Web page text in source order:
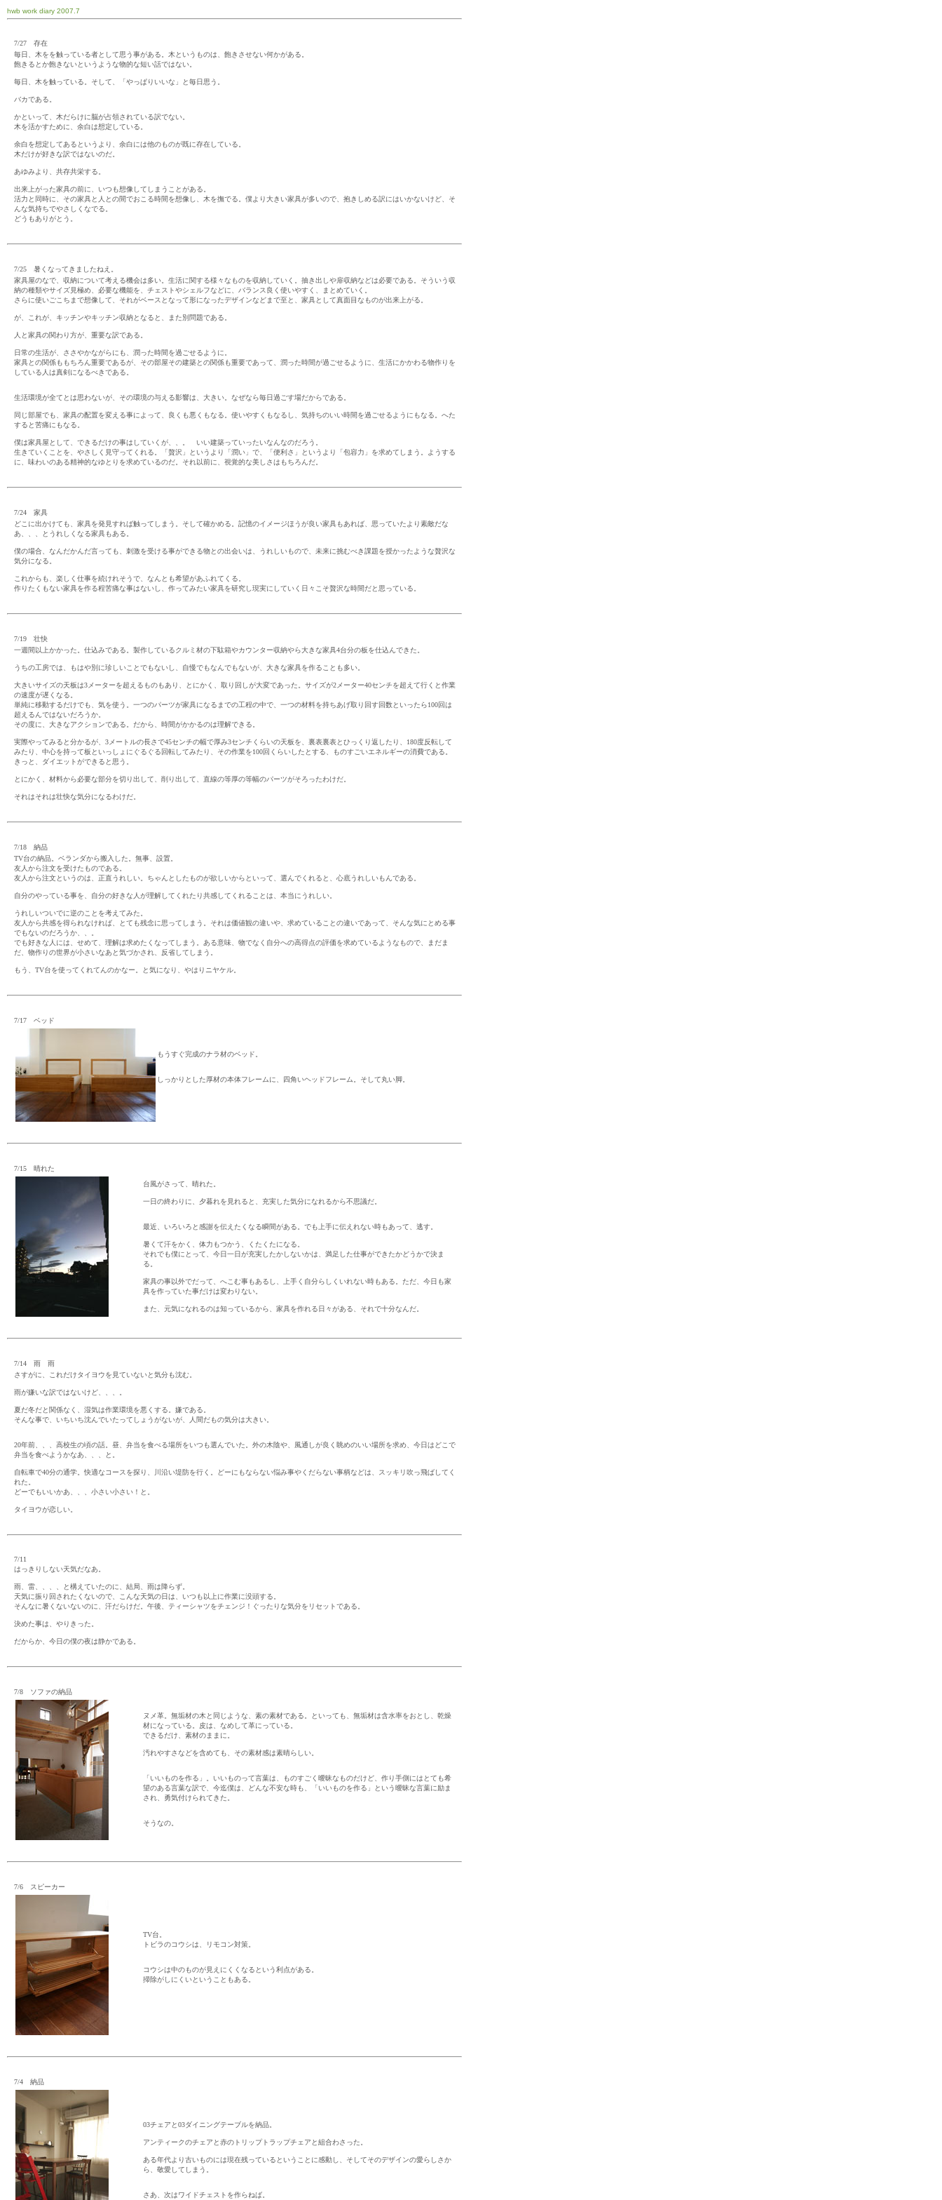
hwb work diary 2007.7
7/27 存在
毎日、木をを触っている者として思う事がある。木というものは、飽きさせない何かがある。
飽きるとか飽きないというような物的な短い話ではない。
毎日、木を触っている。そして、「やっぱりいいな」と毎日思う。
バカである。
かといって、木だらけに脳が占領されている訳でない。
木を活かすために、余白は想定している。
余白を想定してあるというより、余白には他のものが既に存在している。
木だけが好きな訳ではないのだ。
あゆみより、共存共栄する。
出来上がった家具の前に、いつも想像してしまうことがある。
活力と同時に、その家具と人との間でおこる時間を想像し、木を撫でる。僕より大きい家具が多いので、抱きしめる訳にはいかないけど、そ
んな気持ちでやさしくなでる。
どうもありがとう。
7/25 暑くなってきましたねえ。
家具屋のなで、収納について考える機会は多い。生活に関する様々なものを収納していく。抽き出しや扉収納などは必要である。そういう収
納の種類やサイズ見極め、必要な機能を、チェストやシェルフなどに、バランス良く使いやすく、まとめていく。
さらに使いごこちまで想像して、それがベースとなって形になったデザインなどまで至と、家具として真面目なものが出来上がる。
が、これが、キッチンやキッチン収納となると、また別問題である。
人と家具の関わり方が、重要な訳である。
日常の生活が、ささやかながらにも、潤った時間を過ごせるように。
家具との関係ももちろん重要であるが、その部屋その建築との関係も重要であって、潤った時間が過ごせるように、生活にかかわる物作りを
している人は真剣になるべきである。
生活環境が全てとは思わないが、その環境の与える影響は、大きい。なぜなら毎日過ごす場だからである。
同じ部屋でも、家具の配置を変える事によって、良くも悪くもなる。使いやすくもなるし、気持ちのいい時間を過ごせるようにもなる。へた
すると苦痛にもなる。
僕は家具屋として、できるだけの事はしていくが、、。 いい建築っていったいなんなのだろう。
生きていくことを、やさしく見守ってくれる。「贅沢」というより「潤い」で、「便利さ」というより「包容力」を求めてしまう。ようする
に、味わいのある精神的なゆとりを求めているのだ。それ以前に、視覚的な美しさはもちろんだ。
7/24 家具
どこに出かけても、家具を発見すれば触ってしまう。そして確かめる。記憶のイメージほうが良い家具もあれば、思っていたより素敵だな
あ、、、とうれしくなる家具もある。
僕の場合、なんだかんだ言っても、刺激を受ける事ができる物との出会いは、うれしいもので、未来に挑むべき課題を授かったような贅沢な
気分になる。
これからも、楽しく仕事を続けれそうで、なんとも希望があふれてくる。
作りたくもない家具を作る程苦痛な事はないし、作ってみたい家具を研究し現実にしていく日々こそ贅沢な時間だと思っている。
7/19 壮快
一週間以上かかった。仕込みである。製作しているクルミ材の下駄箱やカウンター収納やら大きな家具4台分の板を仕込んできた。
うちの工房では、もはや別に珍しいことでもないし、自慢でもなんでもないが、大きな家具を作ることも多い。
大きいサイズの天板は3メーターを超えるものもあり、とにかく、取り回しが大変であった。サイズが2メーター40センチを超えて行くと作業
の速度が遅くなる。
単純に移動するだけでも、気を使う。一つのパーツが家具になるまでの工程の中で、一つの材料を持ちあげ取り回す回数といったら100回は
超えるんではないだろうか。
その度に、大きなアクションである。だから、時間がかかるのは理解できる。
実際やってみると分かるが、3メートルの長さで45センチの幅で厚み3センチくらいの天板を、裏表裏表とひっくり返したり、180度反転して
みたり、中心を持って板といっしょにぐるぐる回転してみたり、その作業を100回くらいしたとする、ものすごいエネルギーの消費である。
きっと、ダイエットができると思う。
とにかく、材料から必要な部分を切り出して、削り出して、直線の等厚の等幅のパーツがそろったわけだ。
それはそれは壮快な気分になるわけだ。
7/18 納品
TV台の納品。ベランダから搬入した。無事、設置。
友人から注文を受けたものである。
友人から注文というのは、正直うれしい。ちゃんとしたものが欲しいからといって、選んでくれると、心底うれしいもんである。
自分のやっている事を、自分の好きな人が理解してくれたり共感してくれることは、本当にうれしい。
うれしいついでに逆のことを考えてみた。
友人から共感を得られなければ、とても残念に思ってしまう。それは価値観の違いや、求めていることの違いであって、そんな気にとめる事
でもないのだろうか、、。
でも好きな人には、せめて、理解は求めたくなってしまう。ある意味、物でなく自分への高得点の評価を求めているようなもので、まだま
だ、物作りの世界が小さいなあと気づかされ、反省してしまう。
もう、TV台を使ってくれてんのかなー。と気になり、やはりニヤケル。
7/17 ベッド
もうすぐ完成のナラ材のベッド。
しっかりとした厚材の本体フレームに、四角いヘッドフレーム。そして丸い脚。
7/15 晴れた
台風がさって、晴れた。
一日の終わりに、夕暮れを見れると、充実した気分になれるから不思議だ。
最近、いろいろと感謝を伝えたくなる瞬間がある。でも上手に伝えれない時もあって、逃す。
暑くて汗をかく、体力もつかう、くたくたになる。
それでも僕にとって、今日一日が充実したかしないかは、満足した仕事ができたかどうかで決ま
る。
家具の事以外でだって、へこむ事もあるし、上手く自分らしくいれない時もある。ただ、今日も家
具を作っていた事だけは変わりない。
また、元気になれるのは知っているから、家具を作れる日々がある、それで十分なんだ。
7/14 雨 雨
さすがに、これだけタイヨウを見ていないと気分も沈む。
雨が嫌いな訳ではないけど、、、。
夏だ冬だと関係なく、湿気は作業環境を悪くする。嫌である。
そんな事で、いちいち沈んでいたってしょうがないが、人間だもの気分は大きい。
20年前、、、高校生の頃の話。昼、弁当を食べる場所をいつも選んでいた。外の木陰や、風通しが良く眺めのいい場所を求め、今日はどこで
弁当を食べようかなあ、、、と。
自転車で40分の通学。快適なコースを探り、川沿い堤防を行く。どーにもならない悩み事やくだらない事柄などは、スッキリ吹っ飛ばしてく
れた。
どーでもいいかあ、、、小さい小さい！と。
タイヨウが恋しい。
7/11
はっきりしない天気だなあ。
雨、雷、、、、と構えていたのに、結局、雨は降らず。
天気に振り回されたくないので、こんな天気の日は、いつも以上に作業に没頭する。
そんなに暑くないないのに、汗だらけだ。午後、ティーシャツをチェンジ！ぐったりな気分をリセットである。
決めた事は、やりきった。
だからか、今日の僕の夜は静かである。
7/8 ソファの納品
ヌメ革。無垢材の木と同じような、素の素材である。といっても、無垢材は含水率をおとし、乾燥
材になっている。皮は、なめして革にっている。
できるだけ、素材のままに。
汚れやすさなどを含めても、その素材感は素晴らしい。
「いいものを作る」。いいものって言葉は、ものすごく曖昧なものだけど、作り手側にはとても希
望のある言葉な訳で、今迄僕は、どんな不安な時も、「いいものを作る」という曖昧な言葉に励ま
され、勇気付けられてきた。
そうなの。
7/6 スピーカー
TV台。
トビラのコウシは、リモコン対策。
コウシは中のものが見えにくくなるという利点がある。
掃除がしにくいということもある。
7/4 納品
03チェアと03ダイニングテーブルを納品。
アンティークのチェアと赤のトリップトラップチェアと組合わさった。
ある年代より古いものには現在残っているということに感動し、そしてそのデザインの愛らしさか
ら、敬愛してしまう。
さあ、次はワイドチェストを作らねば。